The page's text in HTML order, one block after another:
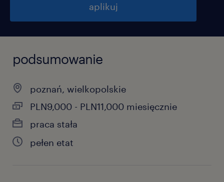
aplikuj
podsumowanie
poznań, wielkopolskie
PLN9,000 - PLN11,000 miesięcznie
praca stała
pełen etat